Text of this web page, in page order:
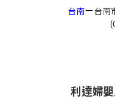
台南－台南
利達婦